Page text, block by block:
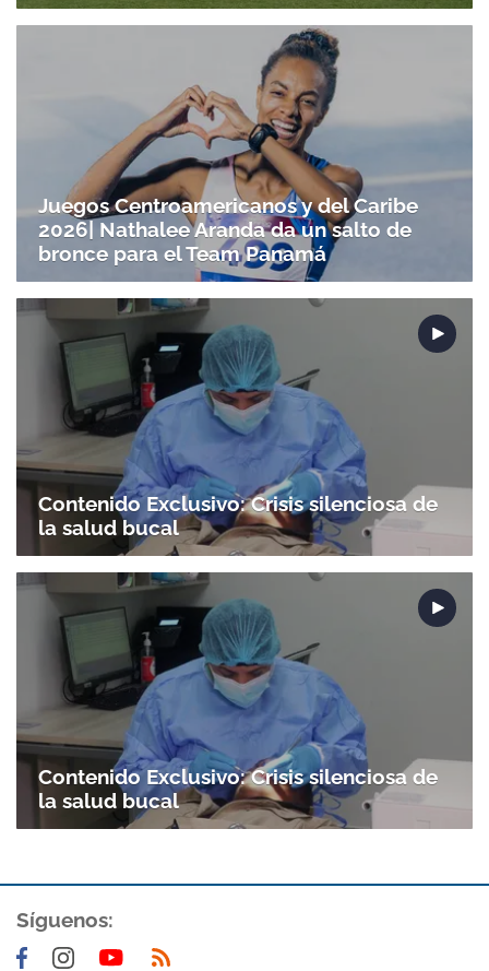
Juegos Centroamericanos y del Caribe
2026| Nathalee Aranda da un salto de
bronce para el Team Panamá
Contenido Exclusivo: Crisis silenciosa de
la salud bucal
Contenido Exclusivo: Crisis silenciosa de
la salud bucal
Síguenos: